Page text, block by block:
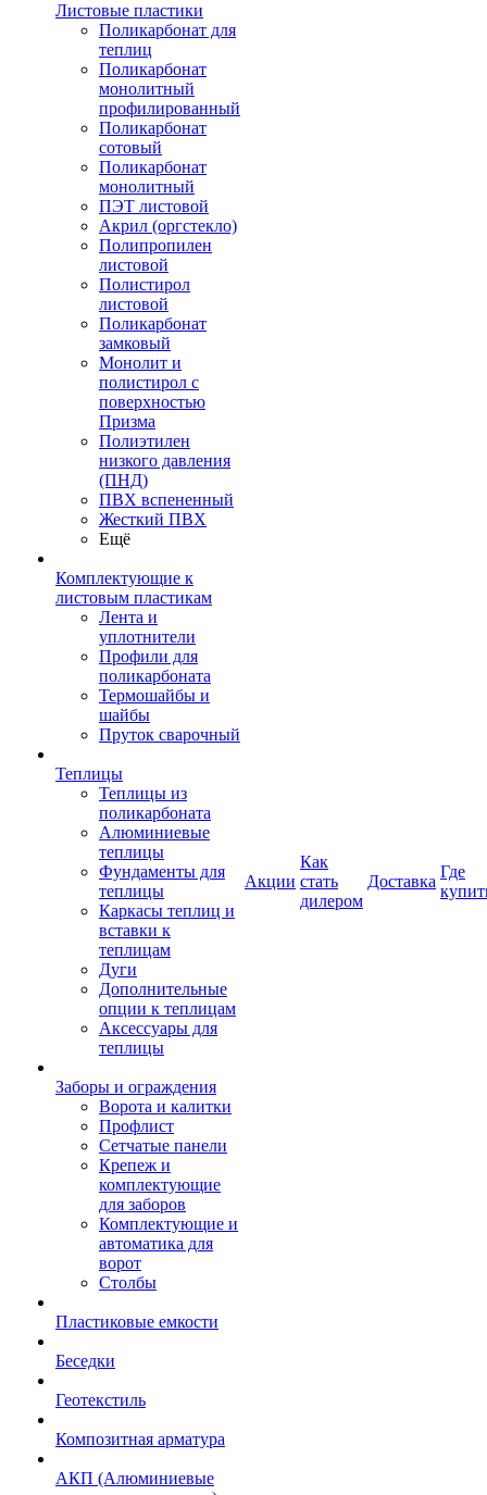
Листовые пластики
Поликарбонат для
теплиц
Поликарбонат
монолитный
профилированный
Поликарбонат
сотовый
Поликарбонат
монолитный
ПЭТ листовой
Акрил (оргстекло)
Полипропилен
листовой
Полистирол
листовой
Поликарбонат
замковый
Монолит и
полистирол с
поверхностью
Призма
Полиэтилен
низкого давления
(ПНД)
ПВХ вспененный
Жесткий ПВХ
Ещё
Комплектующие к
листовым пластикам
Лента и
уплотнители
Профили для
поликарбоната
Термошайбы и
шайбы
Пруток сварочный
Теплицы
Теплицы из
поликарбоната
Алюминиевые
теплицы
Фундаменты для
теплицы
Каркасы теплиц и
вставки к
теплицам
Дуги
Дополнительные
опции к теплицам
Аксессуары для
теплицы
Заборы и ограждения
Ворота и калитки
Профлист
Сетчатые панели
Крепеж и
комплектующие
для заборов
Комплектующие и
автоматика для
ворот
Столбы
Пластиковые емкости
Беседки
Геотекстиль
Композитная арматура
АКП (Алюминиевые
Акции
Как
стать
дилером
Доставка
Где